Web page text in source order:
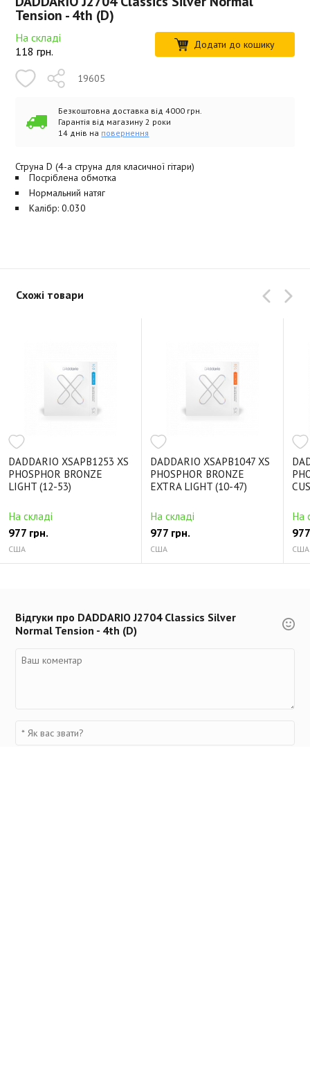
Tension - 4th (D)
На складі
118 грн. Додати до кошику
19605
Безкоштовна доставка від 4000 грн.
Гарантія від магазину 2 роки
14 днів на повернення
Струна D (4-а струна для класичної гітари)
Посріблена обмотка
Нормальний натяг
Калібр: 0.030
Схожі товари
DADDARIO XSAPB1253 XS
PHOSPHOR BRONZE
LIGHT (12-53)
На складі
977 грн.
США
DADDARIO XSAPB1047 XS
PHOSPHOR BRONZE
EXTRA LIGHT (10-47)
На складі
977 грн.
США
На
США
Відгуки про DADDARIO J2704 Classics Silver
Normal Tension - 4th (D)